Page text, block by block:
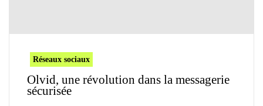
Réseaux sociaux
Olvid, une révolution dans la messagerie
sécurisée